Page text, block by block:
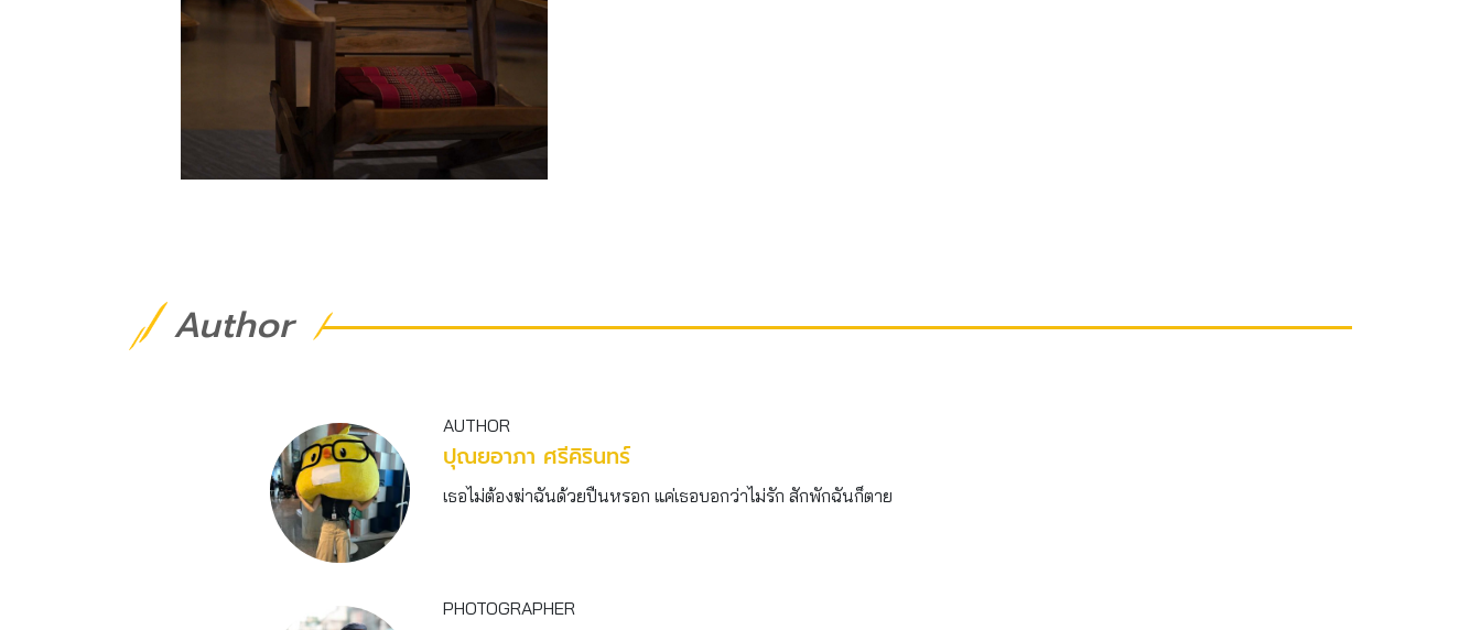
Author
AUTHOR
ปุณยอาภา ศรีคิรินทร์
เธอไม่ต้องฆ่าฉันด้วยปืนหรอก แค่เธอบอกว่าไม่รัก สักพักฉันก็ตาย
PHOTOGRAPHER